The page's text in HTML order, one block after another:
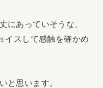
にあっていそうな、
イスして感触を確かめ
と思います。